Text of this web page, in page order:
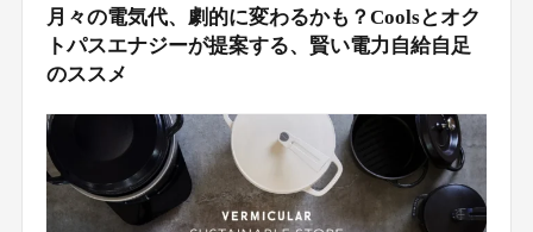
月々の電気代、劇的に変わるかも？Coolsとオク
トパスエナジーが提案する、賢い電力自給自足
のススメ